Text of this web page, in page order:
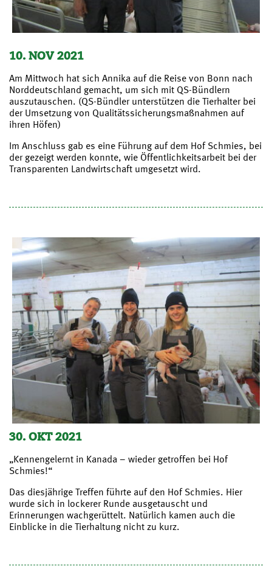
10. NOV 2021
Am Mittwoch hat sich Annika auf die Reise von Bonn nach
Norddeutschland gemacht, um sich mit QS-Bündlern
auszutauschen. (QS-Bündler unterstützen die Tierhalter bei
der Umsetzung von Qualitätssicherungsmaßnahmen auf
ihren Höfen)
Im Anschluss gab es eine Führung auf dem Hof Schmies, bei
der gezeigt werden konnte, wie Öffentlichkeitsarbeit bei der
Transparenten Landwirtschaft umgesetzt wird.
30. OKT 2021
„Kennengelernt in Kanada – wieder getroffen bei Hof
Schmies!“
Das diesjährige Treffen führte auf den Hof Schmies. Hier
wurde sich in lockerer Runde ausgetauscht und
Erinnerungen wachgerüttelt. Natürlich kamen auch die
Einblicke in die Tierhaltung nicht zu kurz.